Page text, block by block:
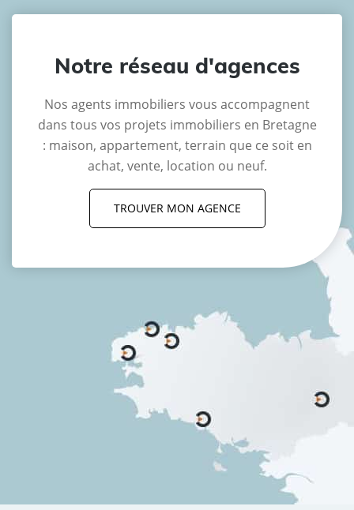
Notre réseau d'agences
Nos agents immobiliers vous accompagnent
dans tous vos projets immobiliers en Bretagne
: maison, appartement, terrain que ce soit en
achat, vente, location ou neuf.
TROUVER MON AGENCE